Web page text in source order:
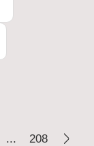
... 208